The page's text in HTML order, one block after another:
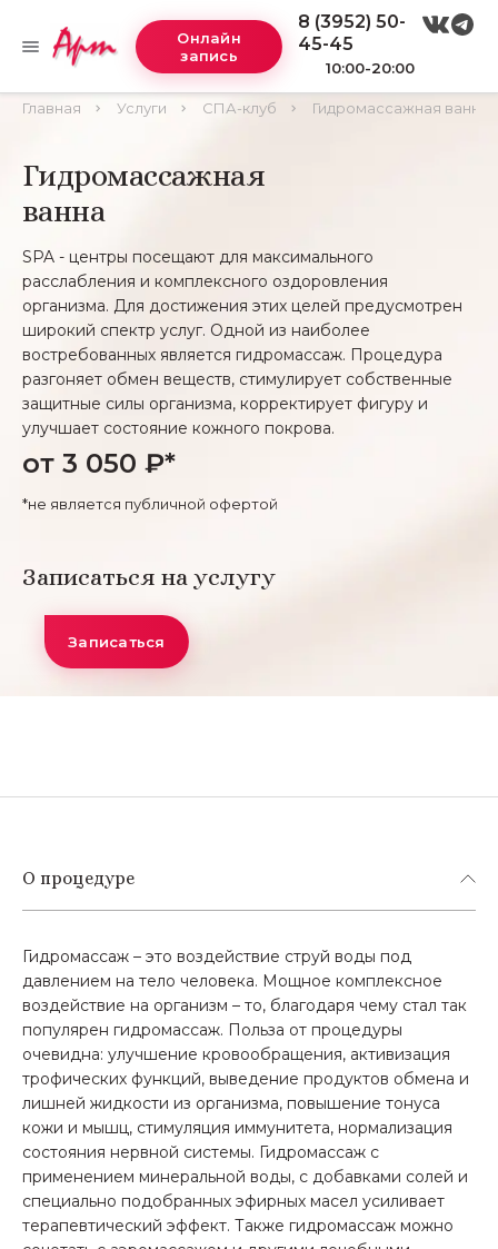
Онлайн
запись
8 (3952) 50-
45-45
10:00-20:00
Главная Услуги СПА-клуб Гидромассажная ванна
Гидромассажная
ванна
SPA - центры посещают для максимального
расслабления и комплексного оздоровления
организма. Для достижения этих целей предусмотрен
широкий спектр услуг. Одной из наиболее
востребованных является гидромассаж. Процедура
разгоняет обмен веществ, стимулирует собственные
защитные силы организма, корректирует фигуру и
улучшает состояние кожного покрова.
от 3 050 ₽*
*не является публичной офертой
Записаться на услугу
Записаться
О процедуре
Гидромассаж – это воздействие струй воды под
давлением на тело человека. Мощное комплексное
воздействие на организм – то, благодаря чему стал так
популярен гидромассаж. Польза от процедуры
очевидна: улучшение кровообращения, активизация
трофических функций, выведение продуктов обмена и
лишней жидкости из организма, повышение тонуса
кожи и мышц, стимуляция иммунитета, нормализация
состояния нервной системы. Гидромассаж с
применением минеральной воды, с добавками солей и
специально подобранных эфирных масел усиливает
терапевтический эффект. Также гидромассаж можно